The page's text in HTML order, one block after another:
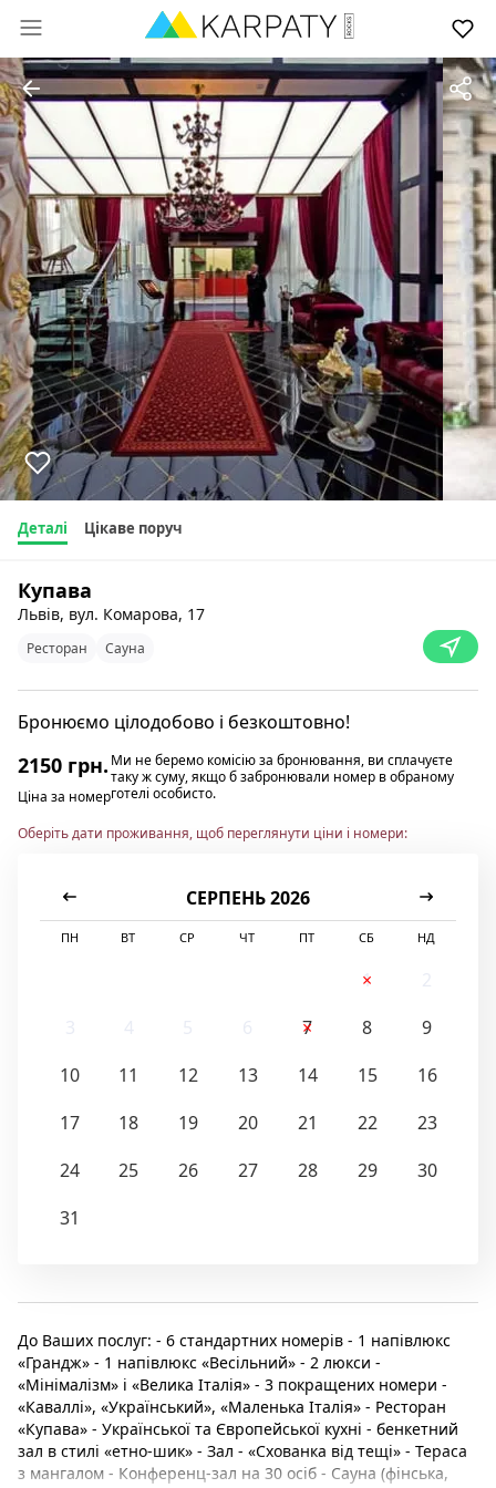
Деталі Цікаве поруч
Купава
Львів, вул. Комарова, 17
Ресторан Сауна
Бронюємо цілодобово і безкоштовно!
2150 грн.
Ціна за номер
Ми не беремо комісію за бронювання, ви сплачуєте
таку ж суму, якщо б забронювали номер в обраному
готелі особисто.
Оберіть дати проживання, щоб переглянути ціни і номери:
СЕРПЕНЬ 2026
ПН ВТ СР ЧТ ПТ СБ НД
1
7 8
9
10
11 12 13 14 15
16
17
18 19 20 21 22
23
24
25 26 27 28 29
30
31
До Ваших послуг: - 6 стандартних номерів - 1 напівлюкс
«Грандж» - 1 напівлюкс «Весільний» - 2 люкси -
«Мінімалізм» і «Велика Італія» - 3 покращених номери -
«Каваллі», «Український», «Маленька Італія» - Ресторан
«Купава» - Української та Європейської кухні - бенкетний
зал в стилі «етно-шик» - Зал - «Схованка від тещі» - Тераса
з мангалом - Конференц-зал на 30 осіб - Сауна (фінська,